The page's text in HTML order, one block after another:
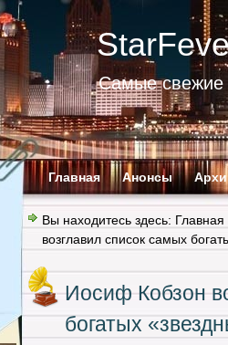
Самые свежие
Главная Анонсы
Вы находитесь здесь: Главная
возглавил список самых
Иосиф Кобзон
богатых